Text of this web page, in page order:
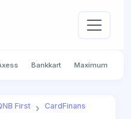
Bankkart Maximum
First
CardFinans